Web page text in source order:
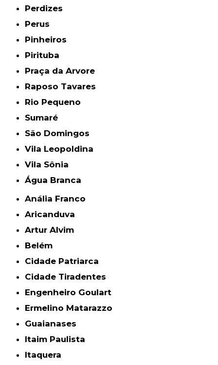
Perdizes
Perus
Pinheiros
Pirituba
Praça da Arvore
Raposo Tavares
Rio Pequeno
Sumaré
São Domingos
Vila Leopoldina
Vila Sônia
Água Branca
Anália Franco
Aricanduva
Artur Alvim
Belém
Cidade Patriarca
Cidade Tiradentes
Engenheiro Goulart
Ermelino Matarazzo
Guaianases
Itaim Paulista
Itaquera